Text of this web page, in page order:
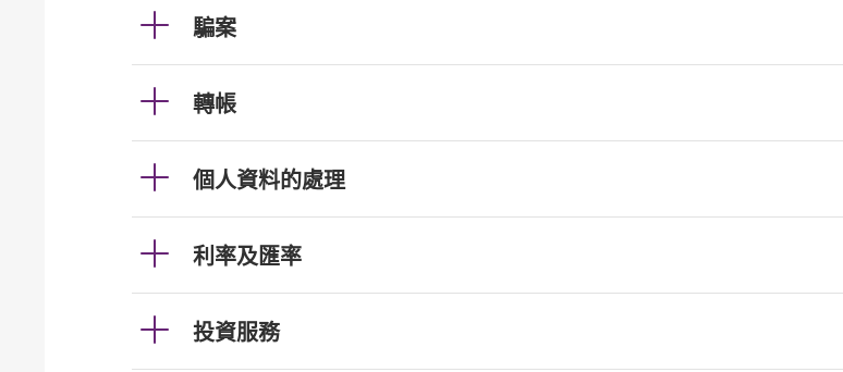
騙案
轉帳
個人資料的處理
利率及匯率
投資服務